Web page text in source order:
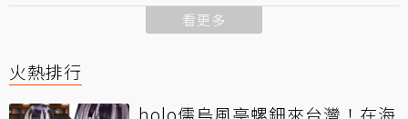
看更多
火熱排行
holo儒烏風亭螺鈿來台灣！在海